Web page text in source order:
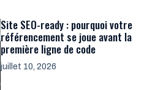
Site SEO-ready : pourquoi votre
référencement se joue avant la
première ligne de code
juillet 10, 2026